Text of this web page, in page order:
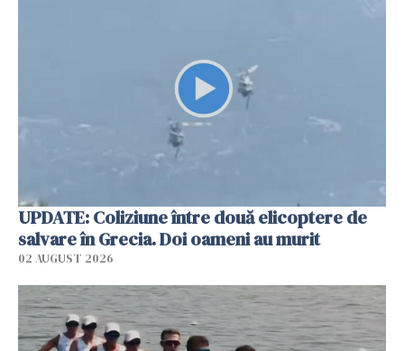
UPDATE: Coliziune între două elicoptere de
salvare în Grecia. Doi oameni au murit
02 AUGUST 2026